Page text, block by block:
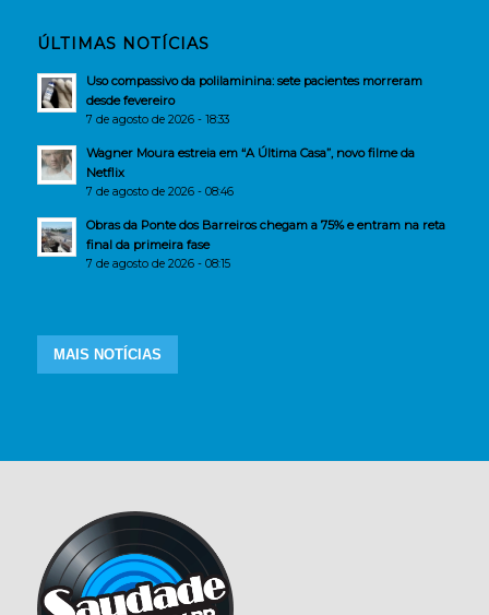
ÚLTIMAS NOTÍCIAS
Uso compassivo da polilaminina: sete pacientes morreram
desde fevereiro
7 de agosto de 2026 - 18:33
Wagner Moura estreia em “A Última Casa”, novo filme da
Netflix
7 de agosto de 2026 - 08:46
Obras da Ponte dos Barreiros chegam a 75% e entram na reta
final da primeira fase
7 de agosto de 2026 - 08:15
MAIS NOTÍCIAS